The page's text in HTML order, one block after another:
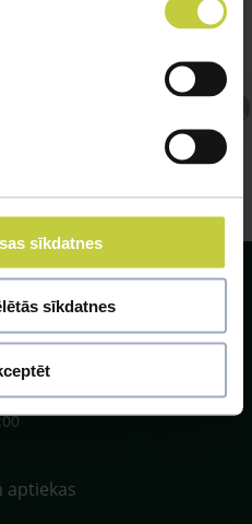
sīkdatnes
sīkdatnes
LV-1058.
aptiekas